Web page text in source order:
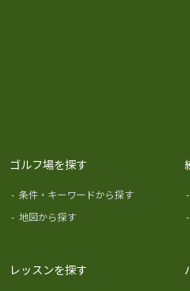
ゴルフ場を探す
- 条件・キーワードから探す
- 地図から探す
-
-
レッスンを探す